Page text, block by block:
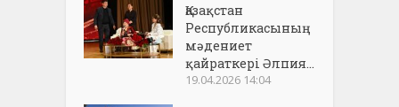
Қазақстан
Республикасының
мәдениет
қайраткері Әлпия...
19.04.2026 14:04